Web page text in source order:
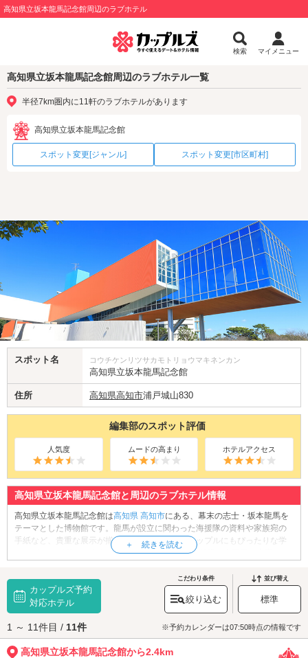
高知県立坂本龍馬記念館周辺のラブホテル
検索 マイメニュー
高知県立坂本龍馬記念館周辺のラブホテル一覧
半径7km圏内に11軒のラブホテルがあります
高知県立坂本龍馬記念館
スポット変更[ジャンル] スポット変更[市区町村]
スポット名 コウチケンリツサカモトリョウマキネンカン
高知県立坂本龍馬記念館
住所 高知県高知市浦戸城山830
編集部のスポット評価
人気度 ムードの高まり ホテルアクセス
高知県立坂本龍馬記念館と周辺のラブホテル情報
高知県立坂本龍馬記念館は高知県 高知市にある、幕末の志士・坂本龍馬を
テーマとした博物館です。龍馬が設立に関わった海援隊の資料や家族宛の
手紙など、貴重な展示が揃う館内では歴史好きカップルにもぴったりな学
びのデートが楽しめます。2018年のリニューアル以降、企画展も充実して
太平洋を一望でき、デートに最適な絶景スポットとしても人気。歴史ロマ
ンと美しい景色の両方を堪能できるこの記念館で、知的で感動的なひとと
きを過ごしてみてはいかがでしょうか。
高知県立坂本龍馬記念館へは、
桂浜・長浜エリアのラブホテルからもアク
セスが便利です。
カップルズ予約
対応ホテル
こだわり条件
絞り込む
並び替え
標準
1 ～ 11件目 / 11件 ※予約カレンダーは07:50時点の情報です
高知県立坂本龍馬記念館から2.4km